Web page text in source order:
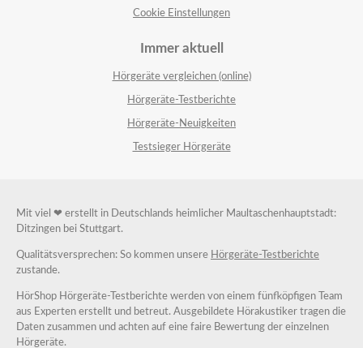
Cookie Einstellungen
Immer aktuell
Hörgeräte vergleichen (online)
Hörgeräte-Testberichte
Hörgeräte-Neuigkeiten
Testsieger Hörgeräte
Mit viel ❤ erstellt in Deutschlands heimlicher Maultaschenhauptstadt:
Ditzingen bei Stuttgart.
Qualitätsversprechen: So kommen unsere Hörgeräte-Testberichte
zustande.
HörShop Hörgeräte-Testberichte werden von einem fünfköpfigen Team
aus Experten erstellt und betreut. Ausgebildete Hörakustiker tragen die
Daten zusammen und achten auf eine faire Bewertung der einzelnen
Hörgeräte.